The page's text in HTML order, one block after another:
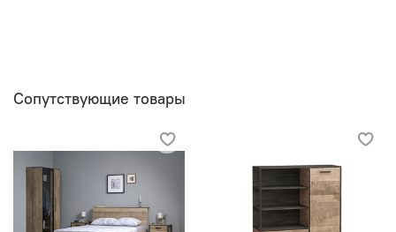
Сопутствующие товары